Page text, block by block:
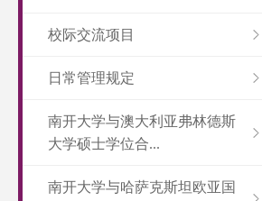
校际交流项目
日常管理规定
南开大学与澳大利亚弗林德斯
大学硕士学位合...
南开大学与哈萨克斯坦欧亚国